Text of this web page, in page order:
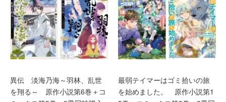
異伝 淡海乃海～羽林、乱世
を翔る～ 原作小説第6巻＋コ
最弱テイマーはゴミ拾いの旅
を始めました。 原作小説第1